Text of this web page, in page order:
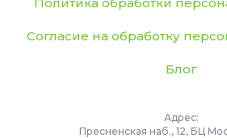
Согласие на обработку
Блог
Адрес:
Пресненская наб., 12, БЦ